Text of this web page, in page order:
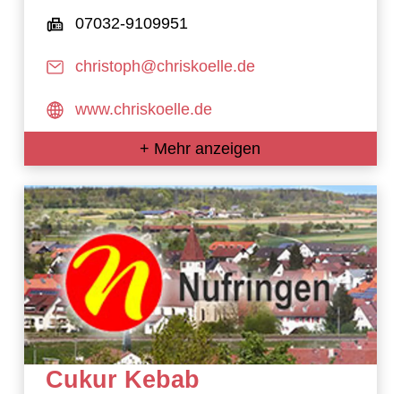
07032-9109951
christoph@chriskoelle.de
www.chriskoelle.de
+ Mehr anzeigen
Cukur Kebab